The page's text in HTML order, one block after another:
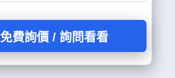
免費詢價 / 詢問看看